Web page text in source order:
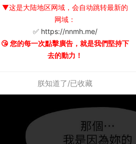
▼这是大陆地区网域，会自动跳转最新的
网域：
✅ https://nnmh.me/
😘 您的每一次點擊廣告，就是我們堅持下
去的動力！
朕知道了/已收藏